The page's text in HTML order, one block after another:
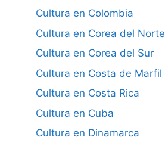
Cultura en Colombia
Cultura en Corea del Norte
Cultura en Corea del Sur
Cultura en Costa de Marfil
Cultura en Costa Rica
Cultura en Cuba
Cultura en Dinamarca